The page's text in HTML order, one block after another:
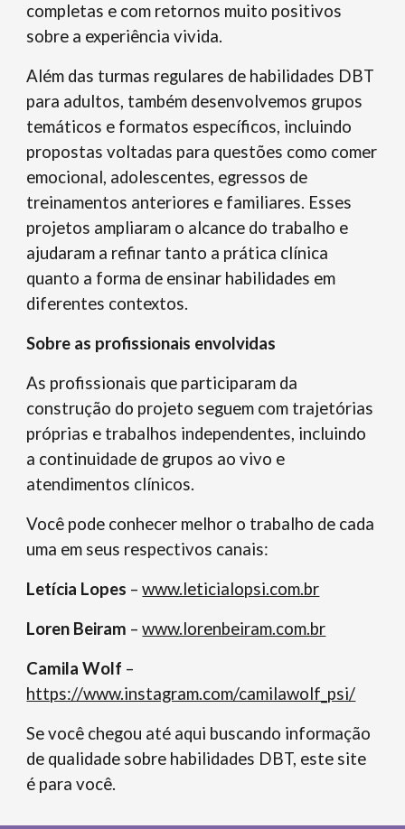
completas e com retornos muito positivos
sobre a experiência vivida.
Além das turmas regulares de habilidades DBT
para adultos, também desenvolvemos grupos
temáticos e formatos específicos, incluindo
propostas voltadas para questões como comer
emocional, adolescentes, egressos de
treinamentos anteriores e familiares. Esses
projetos ampliaram o alcance do trabalho e
ajudaram a refinar tanto a prática clínica
quanto a forma de ensinar habilidades em
diferentes contextos.
Sobre as profissionais envolvidas
As profissionais que participaram da
construção do projeto seguem com trajetórias
próprias e trabalhos independentes, incluindo
a continuidade de grupos ao vivo e
atendimentos clínicos.
Você pode conhecer melhor o trabalho de cada
uma em seus respectivos canais:
Letícia Lopes –www.leticialopsi.com.br
Loren Beiram –www.lorenbeiram.com.br
Camila Wolf –
https://www.instagram.com/camilawolf_psi/
Se você chegou até aqui buscando informação
de qualidade sobre habilidades DBT, este site
é para você.